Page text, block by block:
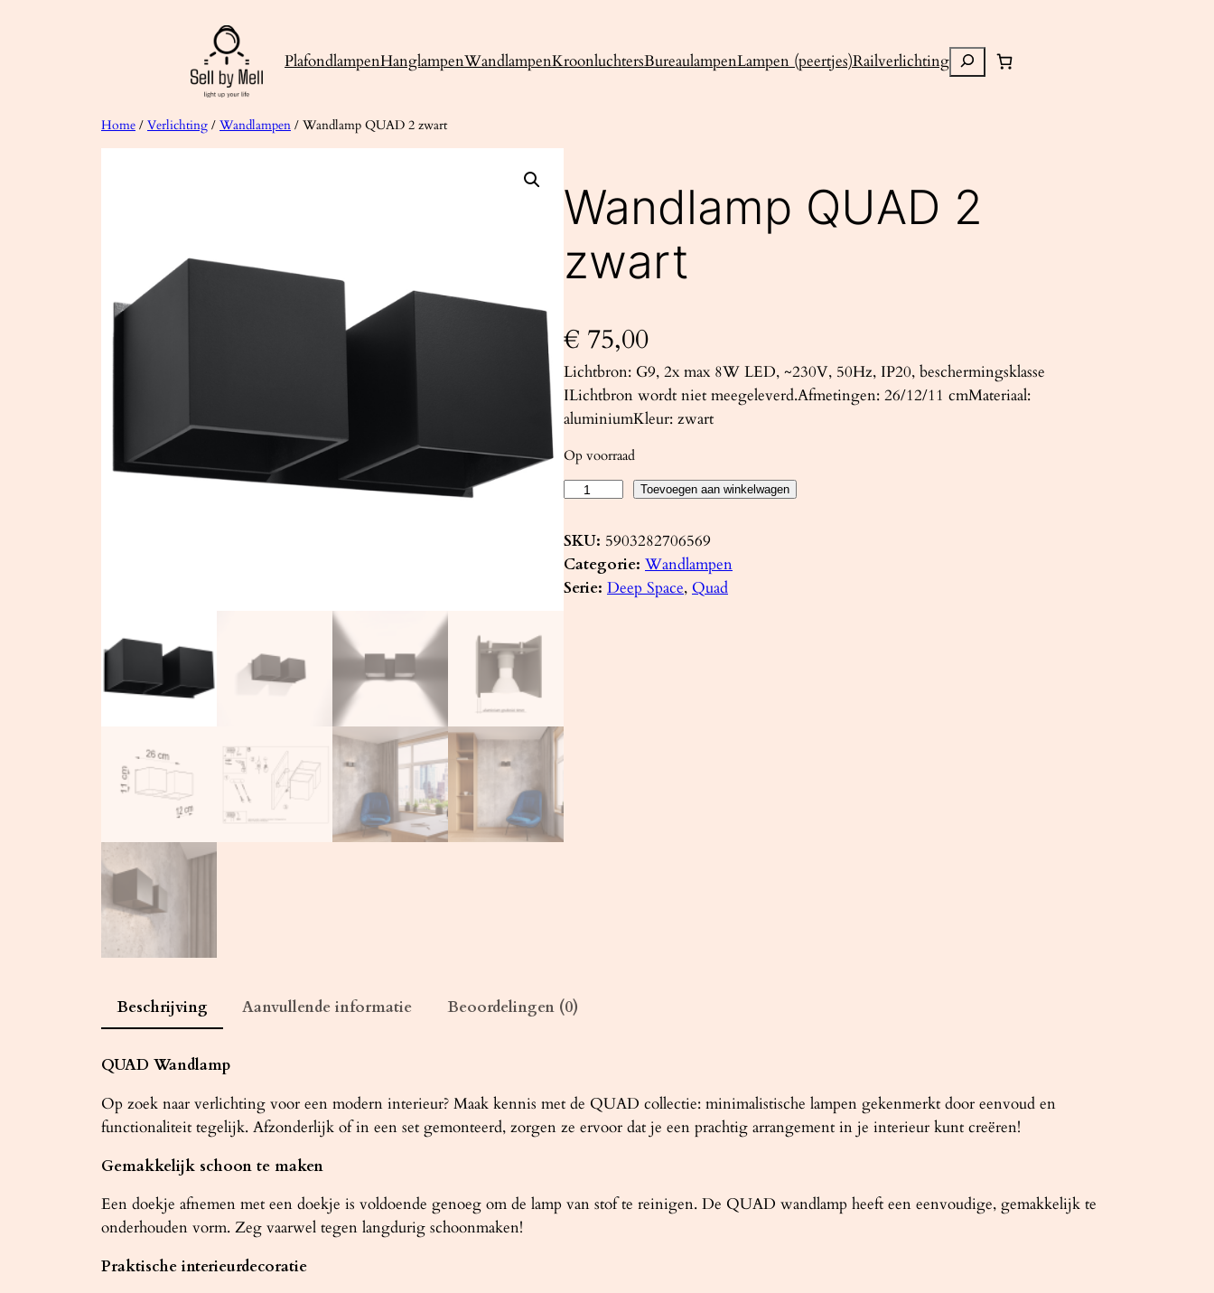
PlafondlampenHanglampenWandlampenKroonluchtersBureaulampenLampen (peertjes)RailverlichtingZoeken
Home / Verlichting / Wandlampen / Wandlamp QUAD 2 zwart
Wandlamp QUAD 2
zwart
€ 75,00
Lichtbron: G9, 2x max 8W LED, ~230V, 50Hz, IP20, beschermingsklasse
ILichtbron wordt niet meegeleverd.Afmetingen: 26/12/11 cmMateriaal:
aluminiumKleur: zwart
Op voorraad
n
d
l
A
w
a
a
Toevoegen aan winkelwagen
SKU: 5903282706569
Categorie: Wandlampen
Serie: Deep Space, Quad
Beschrijving Aanvullende informatie Beoordelingen (0)
QUAD Wandlamp
Op zoek naar verlichting voor een modern interieur? Maak kennis met de QUAD collectie: minimalistische lampen gekenmerkt door eenvoud en
functionaliteit tegelijk. Afzonderlijk of in een set gemonteerd, zorgen ze ervoor dat je een prachtig arrangement in je interieur kunt creëren!
Gemakkelijk schoon te maken
Een doekje afnemen met een doekje is voldoende genoeg om de lamp van stof te reinigen. De QUAD wandlamp heeft een eenvoudige, gemakkelijk te
onderhouden vorm. Zeg vaarwel tegen langdurig schoonmaken!
Praktische interieurdecoratie